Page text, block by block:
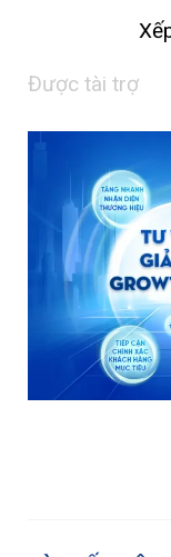
Được tài trợ